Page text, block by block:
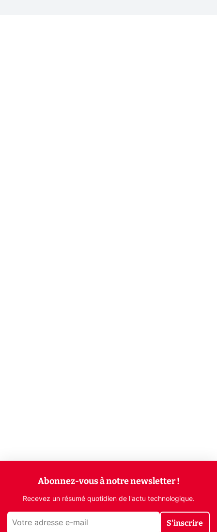
Abonnez-vous à notre newsletter !
Recevez un résumé quotidien de l'actu technologique.
S'inscrire